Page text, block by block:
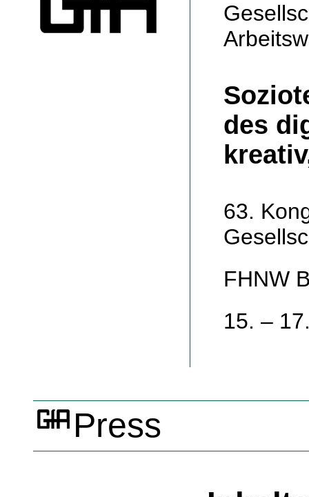
des
63.
FHNW
15. –
Press